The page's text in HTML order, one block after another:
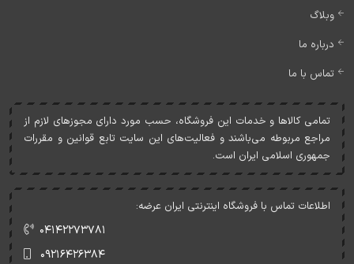
وبلاگ
درباره ما
تماس با ما
تمامی کالاها و خدمات اين فروشگاه، حسب مورد دارای مجوزهای لازم از
مراجع مربوطه می‌باشند و فعاليت‌های اين سايت تابع قوانين و مقررات
جمهوری اسلامی ايران است.
اطلاعات تماس با فروشگاه اینترنتی ایران عرضه:
۰۴۱۴۲۲۷۳۷۸۱
۰۹۲۱۶۴۲۶۳۸۴